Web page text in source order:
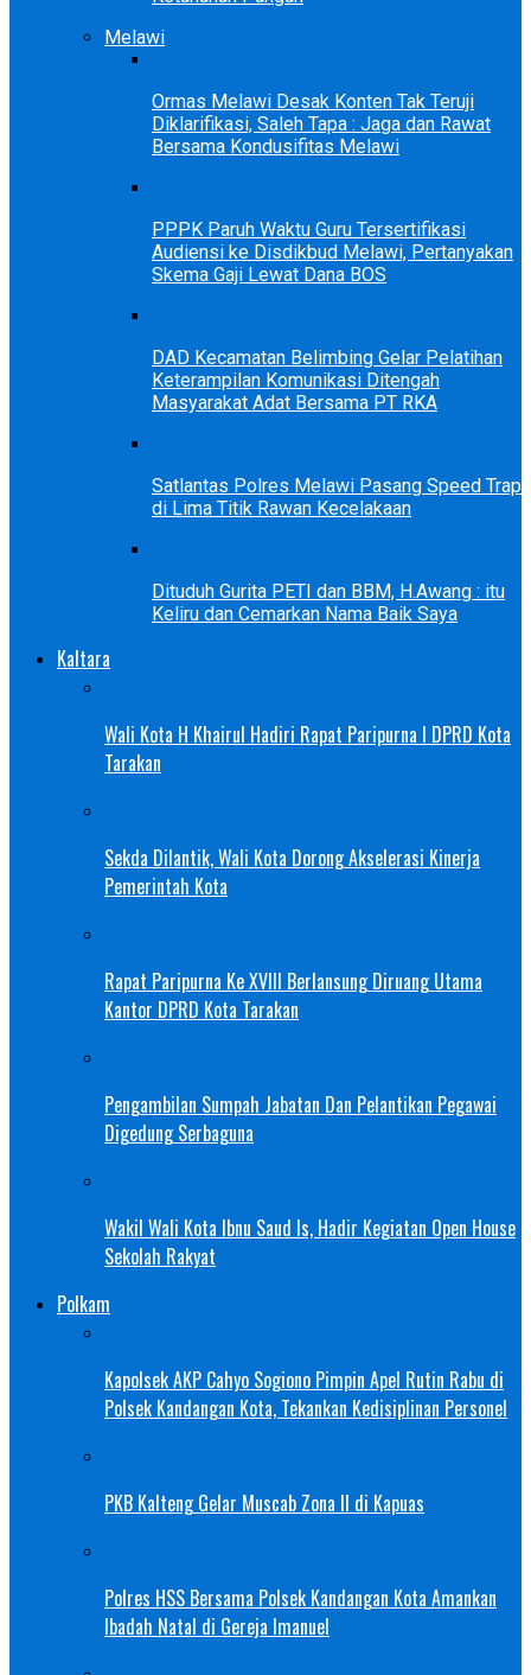
Melawi
Ormas Melawi Desak Konten Tak Teruji
Diklarifikasi, Saleh Tapa : Jaga dan Rawat
Bersama Kondusifitas Melawi
PPPK Paruh Waktu Guru Tersertifikasi
Audiensi ke Disdikbud Melawi, Pertanyakan
Skema Gaji Lewat Dana BOS
DAD Kecamatan Belimbing Gelar Pelatihan
Keterampilan Komunikasi Ditengah
Masyarakat Adat Bersama PT RKA
Satlantas Polres Melawi Pasang Speed Trap
di Lima Titik Rawan Kecelakaan
Dituduh Gurita PETI dan BBM, H.Awang : itu
Keliru dan Cemarkan Nama Baik Saya
Kaltara
Wali Kota H Khairul Hadiri Rapat Paripurna I DPRD Kota
Tarakan
Sekda Dilantik, Wali Kota Dorong Akselerasi Kinerja
Pemerintah Kota
Rapat Paripurna Ke XVIII Berlansung Diruang Utama
Kantor DPRD Kota Tarakan
Pengambilan Sumpah Jabatan Dan Pelantikan Pegawai
Digedung Serbaguna
Wakil Wali Kota Ibnu Saud Is, Hadir Kegiatan Open House
Sekolah Rakyat
Polkam
Kapolsek AKP Cahyo Sogiono Pimpin Apel Rutin Rabu di
Polsek Kandangan Kota, Tekankan Kedisiplinan Personel
PKB Kalteng Gelar Muscab Zona II di Kapuas
Polres HSS Bersama Polsek Kandangan Kota Amankan
Ibadah Natal di Gereja Imanuel